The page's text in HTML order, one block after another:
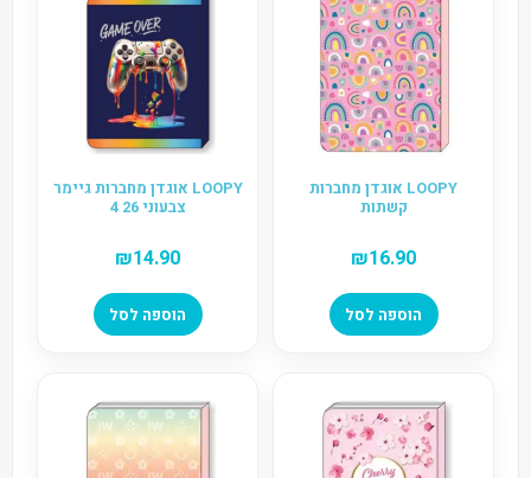
LOOPY אוגדן מחברות
קשתות
₪16.90
הוספה לסל
LOOPY אוגדן מחברות גיימר
צבעוני 26 4
₪14.90
הוספה לסל